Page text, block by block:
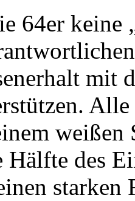
64er keine
mit
Hälfte des